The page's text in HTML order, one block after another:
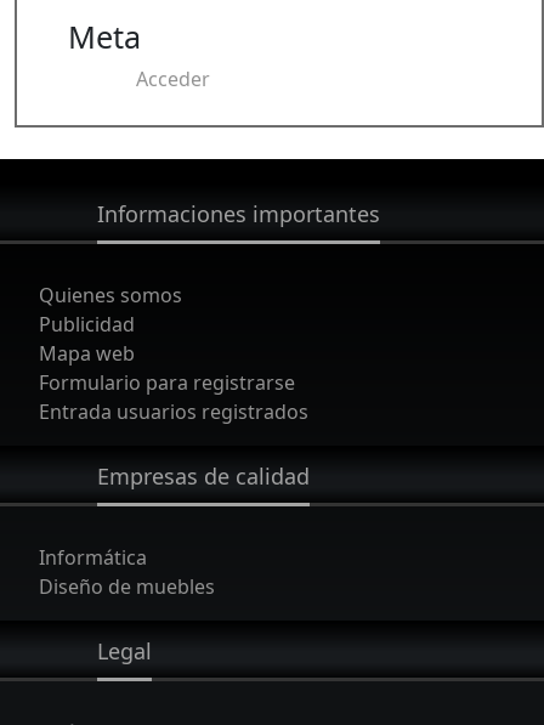
Meta
Acceder
Informaciones importantes
Quienes somos
Publicidad
Mapa web
Formulario para registrarse
Entrada usuarios registrados
Empresas de calidad
Informática
Diseño de muebles
Legal